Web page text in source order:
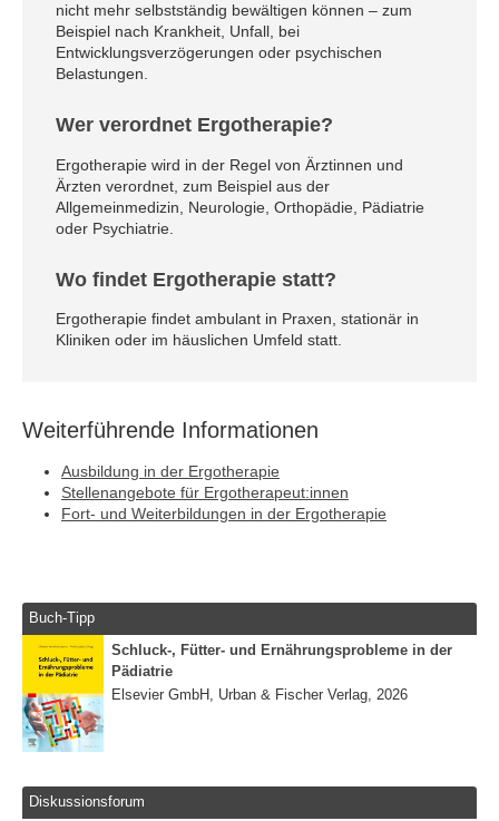
nicht mehr selbstständig bewältigen können – zum
Beispiel nach Krankheit, Unfall, bei
Entwicklungsverzögerungen oder psychischen
Belastungen.
Wer verordnet Ergotherapie?
Ergotherapie wird in der Regel von Ärztinnen und
Ärzten verordnet, zum Beispiel aus der
Allgemeinmedizin, Neurologie, Orthopädie, Pädiatrie
oder Psychiatrie.
Wo findet Ergotherapie statt?
Ergotherapie findet ambulant in Praxen, stationär in
Kliniken oder im häuslichen Umfeld statt.
Weiterführende Informationen
Ausbildung in der Ergotherapie
Stellenangebote für Ergotherapeut:innen
Fort- und Weiterbildungen in der Ergotherapie
Buch-Tipp
Schluck-, Fütter- und Ernährungsprobleme in der
Pädiatrie
Elsevier GmbH, Urban & Fischer Verlag, 2026
Diskussionsforum